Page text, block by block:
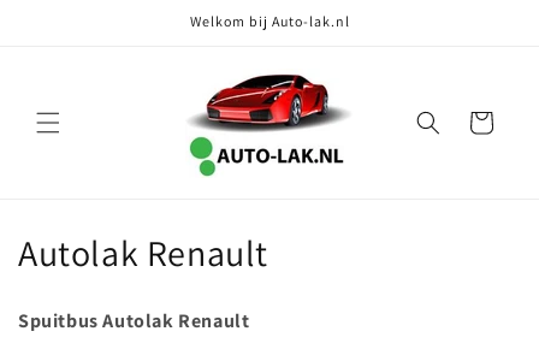
Welkom bij Auto-lak.nl
Winkelwagen
C
Autolak Renault
Spuitbus Autolak Renault